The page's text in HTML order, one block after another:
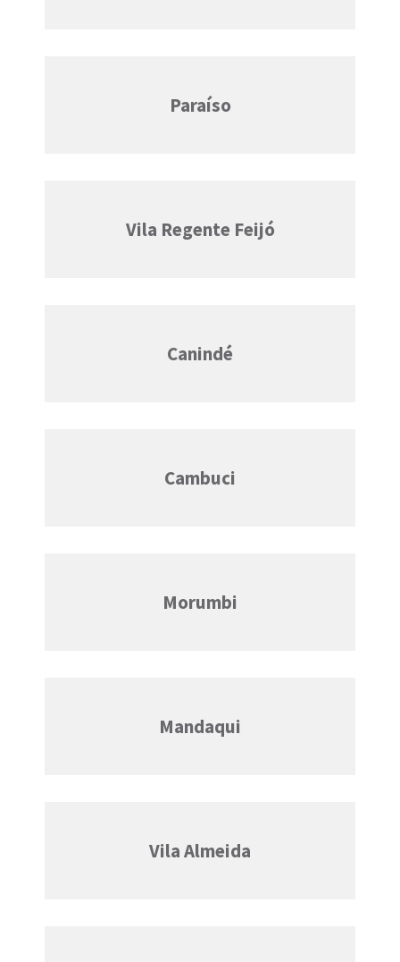
Paraíso
Vila Regente Feijó
Canindé
Cambuci
Morumbi
Mandaqui
Vila Almeida